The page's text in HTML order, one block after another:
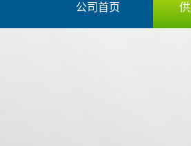
公司首页